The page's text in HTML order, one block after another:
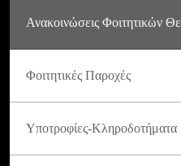
Ανακοινώσεις Φοιτητικών
Φοιτητικές Παροχές
Υποτροφίες-Κληροδοτήματα